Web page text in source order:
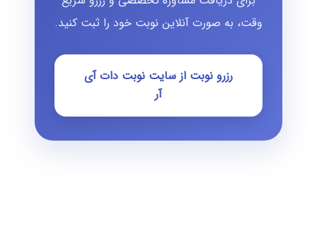
وقت، به صورت آنلاین نوبت خود را ثبت کنید.
رزرو نوبت از سایت نوبت دات آی
آر